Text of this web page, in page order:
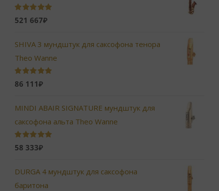
Оценка5.00
из 5
521 667₽
SHIVA 3 мундштук для саксофона тенора
Theo Wanne
Оценка 5.00
из 5
86 111₽
MINDI ABAIR SIGNATURE мундштук для
саксофона альта Theo Wanne
Оценка5.00
из 5
58 333₽
DURGA 4 мундштук для саксофона
баритона